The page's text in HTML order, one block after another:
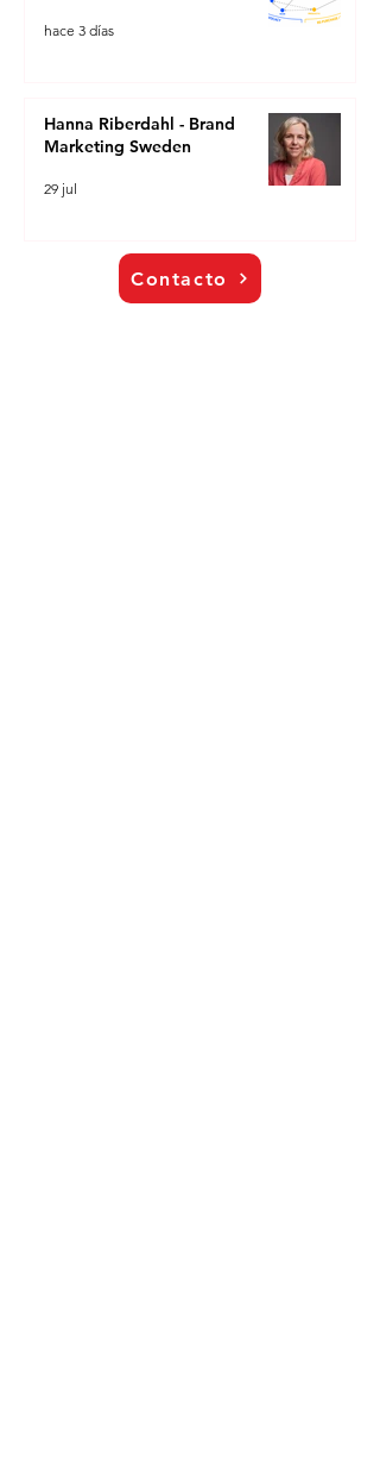
hace 3 días
Hanna Riberdahl - Brand
Marketing Sweden
29 jul
Contacto